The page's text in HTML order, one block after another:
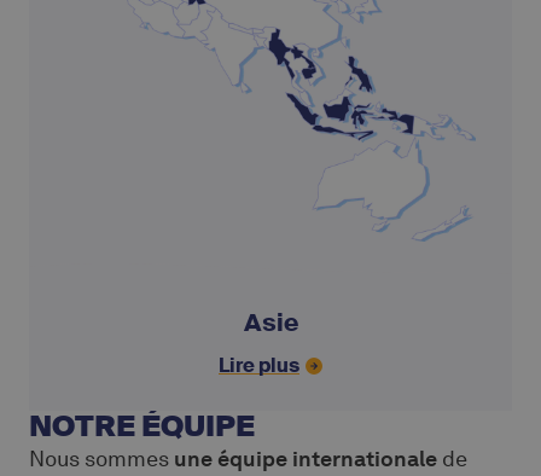
Asie
Lire plus
NOTRE ÉQUIPE
Nous sommes une équipe internationale de